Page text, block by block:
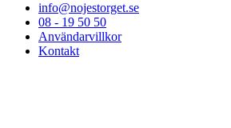
info@nojestorget.se
08 - 19 50 50
Användarvillkor
Kontakt